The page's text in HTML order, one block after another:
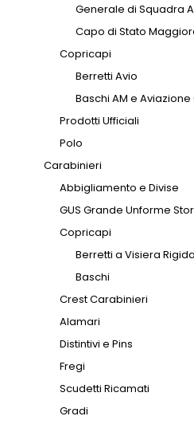
Generale di Squadra
Capo di Stato
Copricapi
Berretti Avio
Baschi AM e Aviazione
Prodotti Ufficiali
Polo
Carabinieri
Abbigliamento e Divise
GUS Grande Unforme
Copricapi
Berretti a Visiera Rigida
Baschi
Crest Carabinieri
Alamari
Distintivi e Pins
Fregi
Scudetti Ricamati
Gradi